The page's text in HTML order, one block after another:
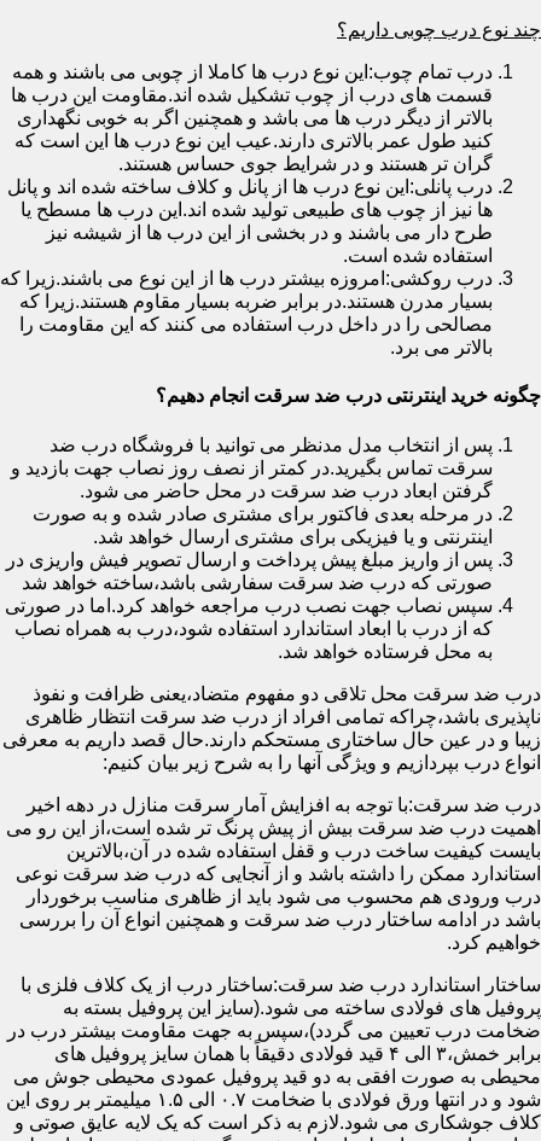
چند نوع درب چوبی داریم؟
درب تمام چوب:این نوع درب ها کاملا از چوبی می باشند و همه
قسمت های درب از چوب تشکیل شده اند.مقاومت این درب ها
بالاتر از دیگر درب ها می باشد و همچنین اگر به خوبی نگهداری
کنید طول عمر بالاتری دارند.عیب این نوع درب ها این است که
گران تر هستند و در شرایط جوی حساس هستند.
درب پانلی:این نوع درب ها از پانل و کلاف ساخته شده اند و پانل
ها نیز از چوب های طبیعی تولید شده اند.این درب ها مسطح یا
طرح دار می باشند و در بخشی از این درب ها از شیشه نیز
استفاده شده است.
درب روکشی:امروزه بیشتر درب ها از این نوع می باشند.زیرا که
بسیار مدرن هستند.در برابر ضربه بسیار مقاوم هستند.زیرا که
مصالحی را در داخل درب استفاده می کنند که این مقاومت را
بالاتر می برد.
چگونه خرید اینترنتی درب ضد سرقت انجام دهیم؟
پس از انتخاب مدل مدنظر می توانید با فروشگاه درب ضد
سرقت تماس بگیرید.در کمتر از نصف روز نصاب جهت بازدید و
گرفتن ابعاد درب ضد سرقت در محل حاضر می شود.
در مرحله بعدی فاکتور برای مشتری صادر شده و به صورت
اینترنتی و یا فیزیکی برای مشتری ارسال خواهد شد.
پس از واریز مبلغ پیش پرداخت و ارسال تصویر فیش واریزی در
صورتی که درب ضد سرقت سفارشی باشد،ساخته خواهد شد
سپس نصاب جهت نصب درب مراجعه خواهد کرد.اما در صورتی
که از درب با ابعاد استاندارد استفاده شود،درب به همراه نصاب
به محل فرستاده خواهد شد.
درب ضد سرقت محل تلاقی دو مفهوم متضاد،یعنی ظرافت و نفوذ
ناپذیری باشد،چراکه تمامی افراد از درب ضد سرقت انتظار ظاهری
زیبا و در عین حال ساختاری مستحکم دارند.حال قصد داریم به معرفی
انواع درب بپردازیم و ویژگی آنها را به شرح زیر بیان کنیم:
درب ضد سرقت:با توجه به افزایش آمار سرقت منازل در دهه اخیر
اهمیت درب ضد سرقت بیش از پیش پرنگ تر شده است،از این رو می
بایست کیفیت ساخت درب و قفل استفاده شده در آن،بالاترین
استاندارد ممکن را داشته باشد و از آنجایی که درب ضد سرقت نوعی
درب ورودی هم محسوب می شود باید از ظاهری مناسب برخوردار
باشد در ادامه ساختار درب ضد سرقت و همچنین انواع آن را بررسی
خواهیم کرد.
ساختار استاندارد درب ضد سرقت:ساختار درب از یک کلاف فلزی با
پروفیل های فولادی ساخته می شود.(سایز این پروفیل بسته به
ضخامت درب تعیین می گردد)،سپس به جهت مقاومت بیشتر درب در
برابر خمش،۳ الی ۴ قید فولادی دقیقاً با همان سایز پروفیل های
محیطی به صورت افقی به دو قید پروفیل عمودی محیطی جوش می
شود و در انتها ورق فولادی با ضخامت ۰.۷ الی ۱.۵ میلیمتر بر روی این
کلاف جوشکاری می شود.لازم به ذکر است که یک لایه عایق صوتی و